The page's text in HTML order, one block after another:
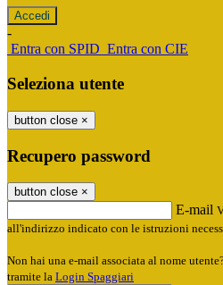
-
Entra con SPID Entra con CIE
Seleziona utente
button close ×
Recupero password
button close ×
E-mail
all'indirizzo indicato con le istruzioni
Non hai una e-mail associata al nome
tramite la Login Spaggiari